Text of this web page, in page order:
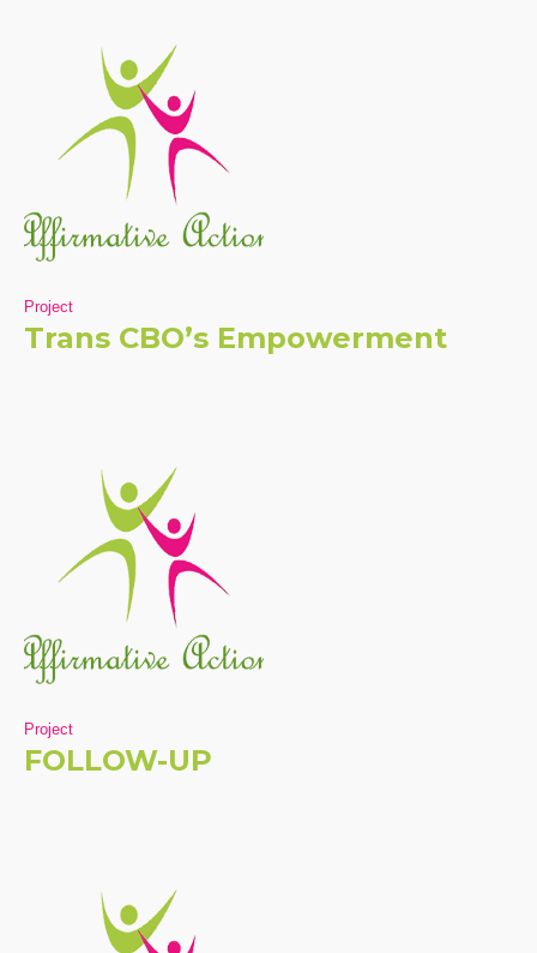
Project
Trans CBO’s Empowerment
Project
FOLLOW-UP